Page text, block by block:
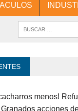
menos!
acciones